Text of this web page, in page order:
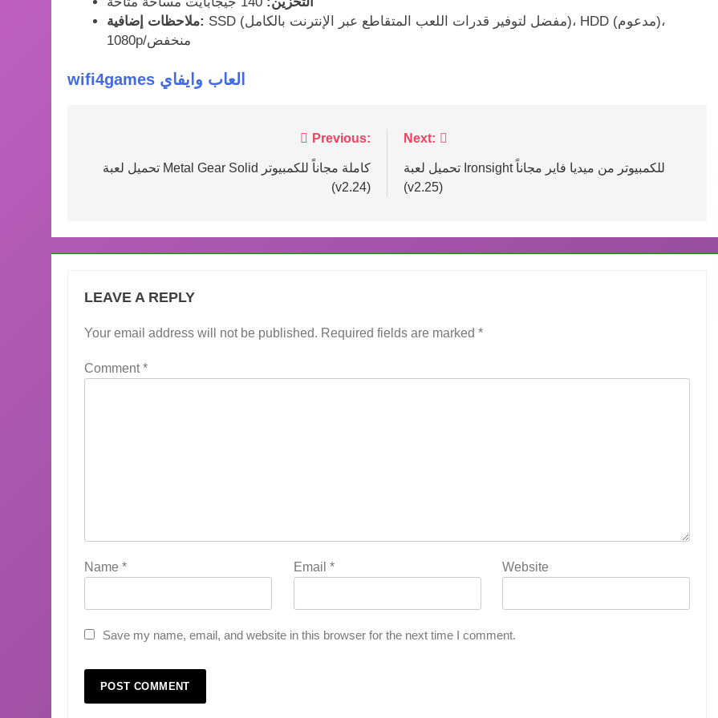
ملاحظات إضافية: SSD (مفضل لتوفير قدرات اللعب المتقاطع عبر الإنترنت بالكامل)، HDD (مدعوم)،
1080p/منخفض
wifi4games العاب وايفاي
navigation
Previous:
تحميل لعبة Metal Gear Solid كاملة مجاناً للكمبيوتر
(v2.24)
Next:
تحميل لعبة Ironsight للكمبيوتر من ميديا فاير مجاناً
(v2.25)
LEAVE A REPLY
Your email address will not be published. Required fields are marked *
Comment*
Name * Email * Website
Save my name, email, and website in this browser for the next time I comment.